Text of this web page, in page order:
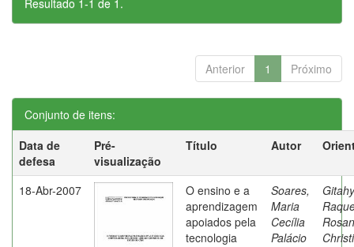
Resultado 1-1 de 1.
Anterior 1 Próximo
Conjunto de itens:
Data de
defesa
Pré-
visualização
Título Autor
18-Abr-2007
O ensino e a
aprendizagem
apoiados pela
tecnologia
Soares,
Maria
Cecília
Palácio
Rosan